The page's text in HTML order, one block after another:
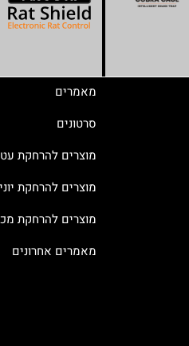
מאמרים
סרטונים
מוצרים להרחקת
מוצרים להרחקת
מוצרים להרחקת
מאמרים אחרונים